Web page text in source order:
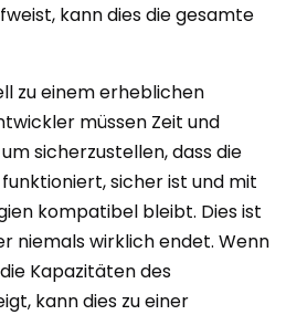
kann dies die gesamte
zu einem erheblichen
müssen Zeit und
sicherzustellen, dass die
sicher ist und mit
kompatibel bleibt. Dies ist
niemals wirklich endet. Wenn
Kapazitäten des
kann dies zu einer